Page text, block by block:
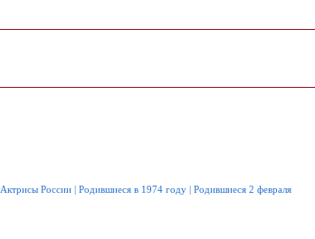
Актрисы России Родившиеся в 1974 году Родившиеся 2 февраля